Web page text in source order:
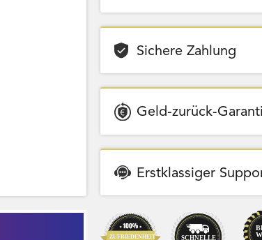
Sichere Zahlung
Geld-zurück-
Erstklassiger